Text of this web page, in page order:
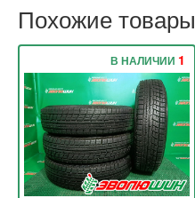
Похожие товары
В НАЛИЧИИ 1